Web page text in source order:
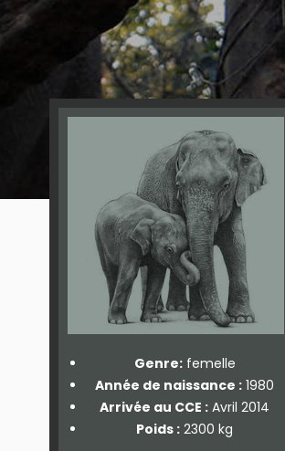
Genre:femelle
Année de naissance : 1980
Arrivée au CCE : Avril 2014
Poids : 2300 kg